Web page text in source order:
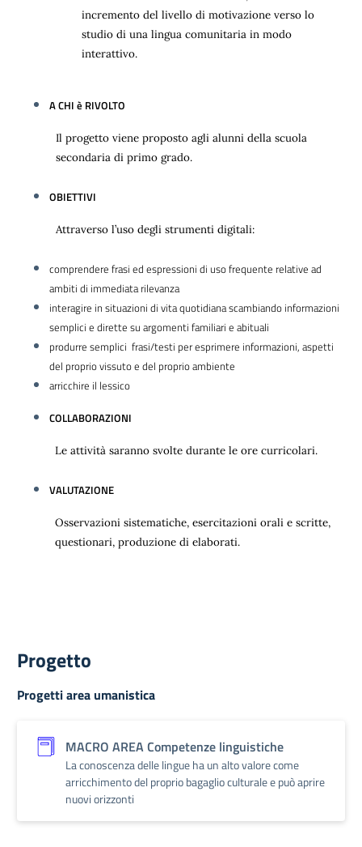
incremento del livello di motivazione verso lo
studio di una lingua comunitaria in modo
interattivo.
A CHI è RIVOLTO
Il progetto viene proposto agli alunni della scuola
secondaria di primo grado.
OBIETTIVI
Attraverso l’uso degli strumenti digitali:
comprendere frasi ed espressioni di usofrequente relative ad
ambiti di immediata rilevanza
interagire in situazioni di vita quotidiana scambiando informazioni
semplici e dirette su argomenti familiari e abituali
produrre semplici frasi/testi per esprimere informazioni, aspetti
del proprio vissuto e del proprio ambiente
arricchire il lessico
COLLABORAZIONI
Le attività saranno svolte durante le ore curricolari.
VALUTAZIONE
Osservazioni sistematiche, esercitazioni orali e scritte,
questionari, produzione di elaborati.
Progetto
Progetti area umanistica
MACRO AREA Competenze linguistiche
La conoscenza delle lingue ha un alto valore come
arricchimento del proprio bagaglio culturale e può aprire
nuovi orizzonti